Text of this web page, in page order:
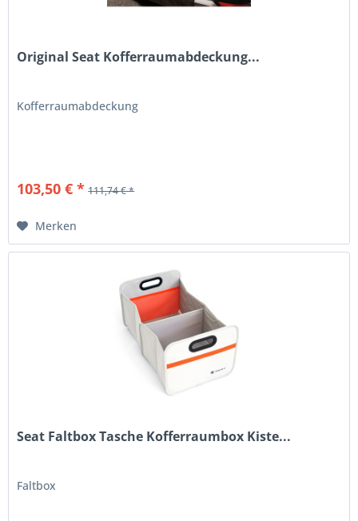
Original Seat Kofferraumabdeckung...
Kofferraumabdeckung
103,50 € * 111,74 € *
Merken
Seat Faltbox Tasche Kofferraumbox Kiste...
Faltbox